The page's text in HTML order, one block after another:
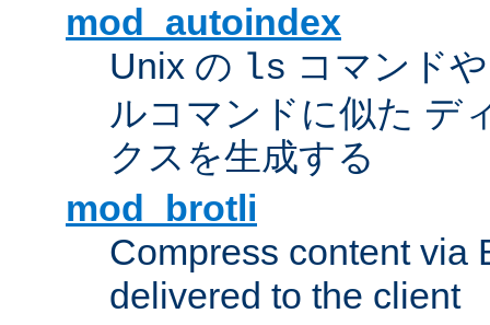
mod_autoindex
Unix の ls コマンド
ルコマンドに似た デ
クスを生成する
mod_brotli
Compress content via
delivered to the client